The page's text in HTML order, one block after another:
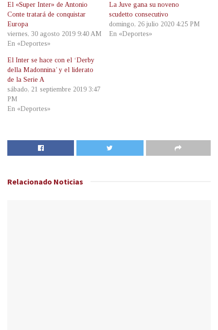
El «Super Inter» de Antonio
Conte tratará de conquistar
Europa
viernes, 30 agosto 2019 9:40 AM
En «Deportes»
La Juve gana su noveno
scudetto consecutivo
domingo, 26 julio 2020 4:25 PM
En «Deportes»
El Inter se hace con el ‘Derby
della Madonnina’ y el liderato
de la Serie A
sábado, 21 septiembre 2019 3:47
PM
En «Deportes»
Relacionado Noticias